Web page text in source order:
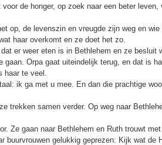
de honger, op zoek naar een beter
op, de levenszin en vreugde zijn weg en
haar overkomt en ze doet het zo.
er weer eten is in Bethlehem en ze besluit
Orpa gaat uiteindelijk terug, en dat is
haar te veel.
ik ga met u mee. En dan die prachtige
trekken samen verder. Op weg naar
Ze gaan naar Bethlehem en Ruth trouwt
buurvrouwen gelukkig geprezen: Kijk wat